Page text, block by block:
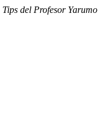
Tips del Profesor Yarumo